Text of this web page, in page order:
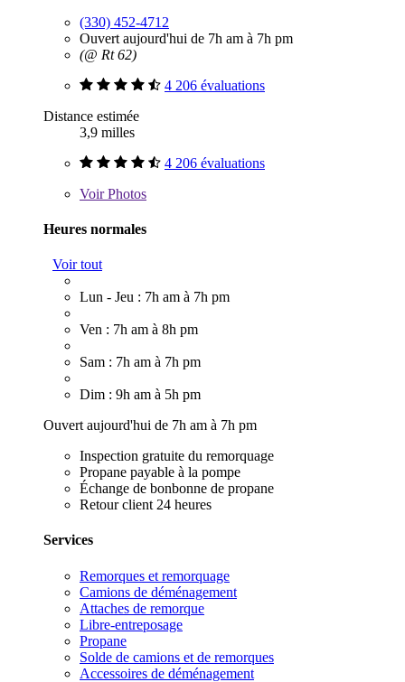
(330) 452-4712
Ouvert aujourd'hui de 7h am à 7h pm
(@ Rt 62)
4 206 évaluations
Distance estimée
3,9 milles
4 206 évaluations
VoirPhotos
Heures normales
Voir tout
Lun - Jeu : 7h am à 7h pm
Ven : 7h am à 8h pm
Sam : 7h am à 7h pm
Dim : 9h am à 5h pm
Ouvert aujourd'hui de 7h am à 7h pm
Inspection gratuite du remorquage
Propane payable à la pompe
Échange de bonbonne de propane
Retour client 24 heures
Services
Remorques et remorquage
Camions de déménagement
Attaches de remorque
Libre-entreposage
Propane
Solde de camions et de remorques
Accessoires de déménagement